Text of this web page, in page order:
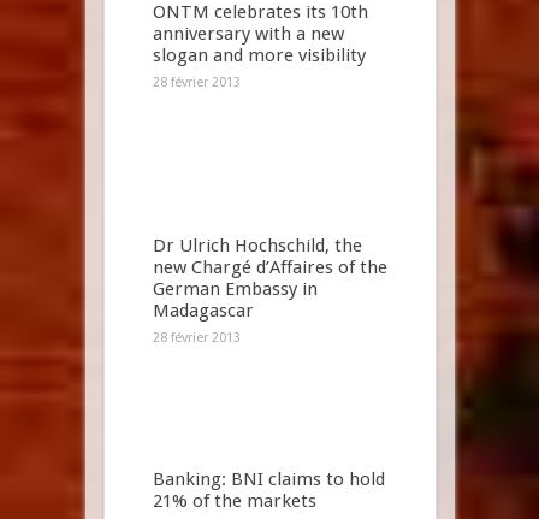
ONTM celebrates its 10th
anniversary with a new
slogan and more visibility
28 février 2013
Dr Ulrich Hochschild, the
new Chargé d’Affaires of the
German Embassy in
Madagascar
28 février 2013
Banking: BNI claims to hold
21% of the markets